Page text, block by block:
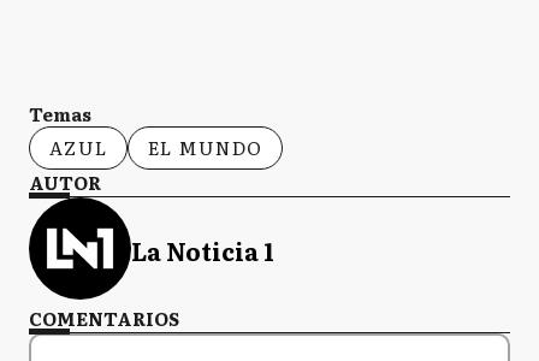
Temas
AZUL
EL MUNDO
AUTOR
La Noticia 1
COMENTARIOS